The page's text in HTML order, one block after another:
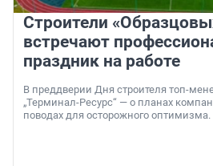
Строители
встречают
праздник на работе
В преддверии Дня строителя топ-
„Терминал-Ресурс“ — о планах
поводах для осторожного оптимизма.